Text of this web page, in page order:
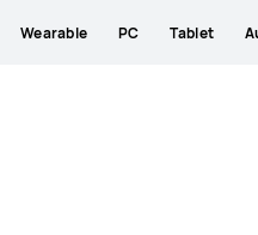
Wearable PC Tablet